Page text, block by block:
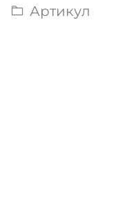
Артикул